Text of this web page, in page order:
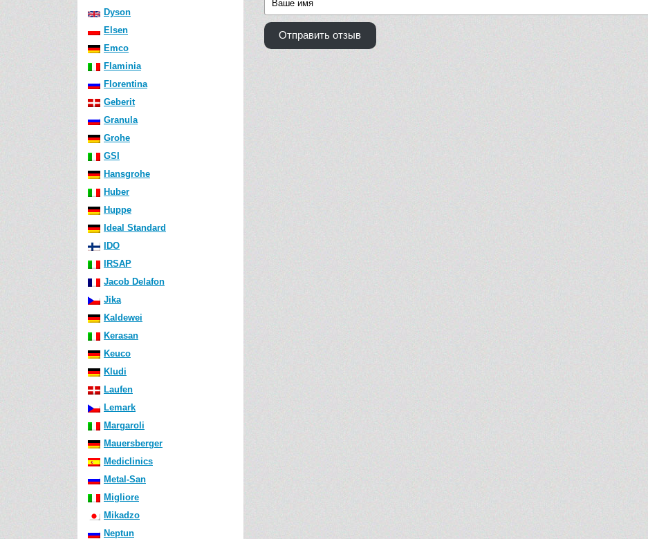
Dyson
Elsen
Emco
Flaminia
Florentina
Geberit
Granula
Grohe
GSI
Hansgrohe
Huber
Huppe
Ideal Standard
IDO
IRSAP
Jacob Delafon
Jika
Kaldewei
Kerasan
Keuco
Kludi
Laufen
Lemark
Margaroli
Mauersberger
Mediclinics
Metal-San
Migliore
Mikadzo
Neptun
Отправить отзыв